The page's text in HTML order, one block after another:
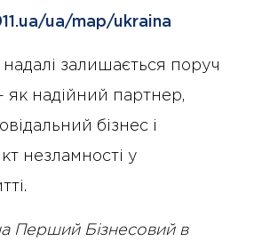
ua/map/ukraina
надалі залишається поруч
як надійний партнер,
бізнес і
незламності у
Перший Бізнесовий в